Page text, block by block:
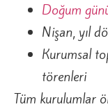
Doğum
Nişan, yıl
Kurumsal
törenleri
Tüm kurulumlar